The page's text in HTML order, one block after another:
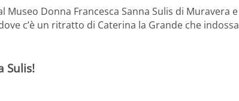
Museo Donna Francesca Sanna Sulis di Muravera e
c’è un ritratto di Caterina la Grande che indossa
Sulis!